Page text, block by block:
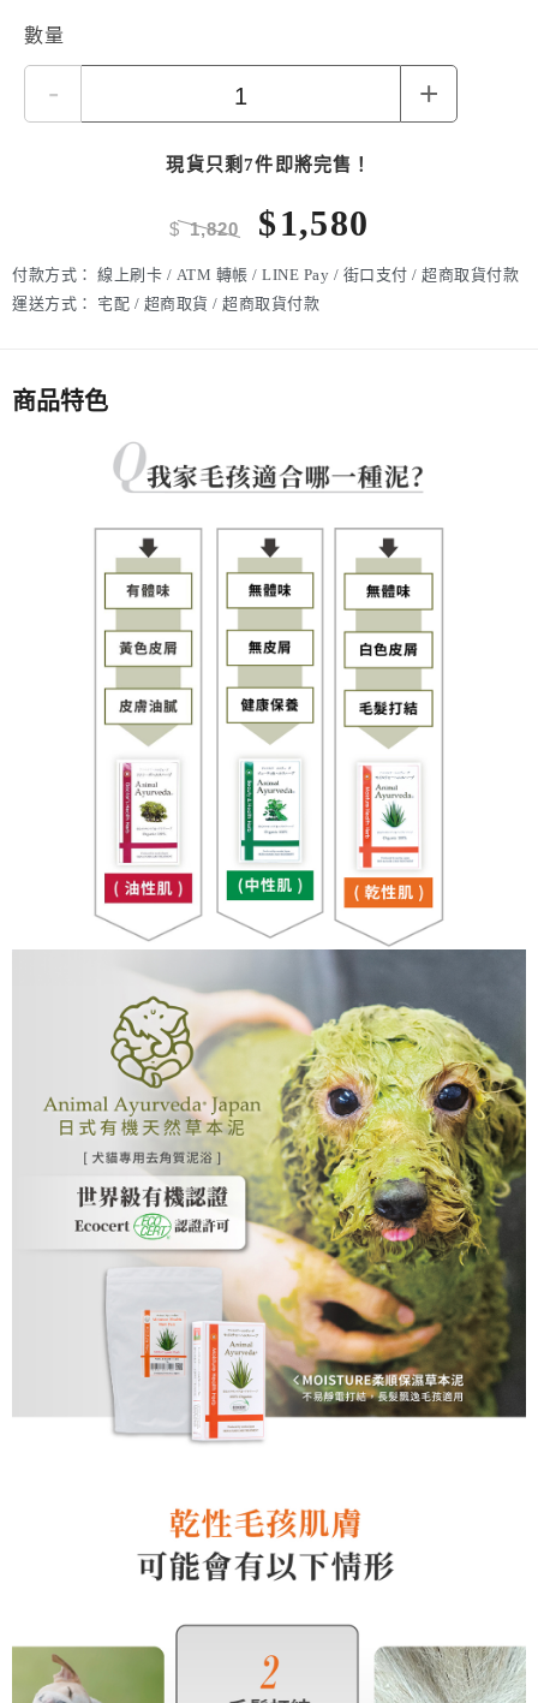
數量
- +
現貨只剩7件即將完售！
$1,820 $1,580
付款方式： 線上刷卡 / ATM 轉帳 / LINE Pay / 街口支付 / 超商取貨付款
運送方式：
宅配 / 超商取貨 / 超商取貨付款
商品特色